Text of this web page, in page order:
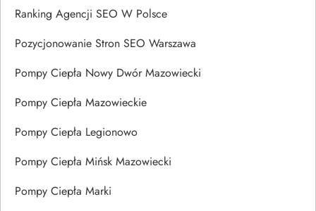
Ranking Agencji SEO W Polsce
Pozycjonowanie Stron SEO Warszawa
Pompy Ciepła Nowy Dwór Mazowiecki
Pompy Ciepła Mazowieckie
Pompy Ciepła Legionowo
Pompy Ciepła Mińsk Mazowiecki
Pompy Ciepła Marki